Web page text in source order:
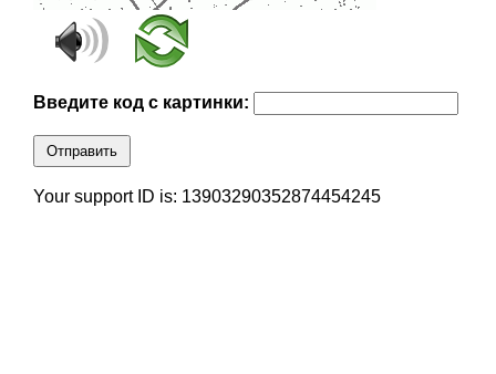
Введите код с картинки:
Отправить
Your support ID is: 13903290352874454245